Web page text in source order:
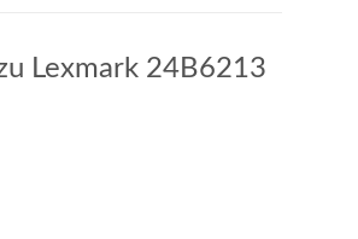
Lexmark 24B6213